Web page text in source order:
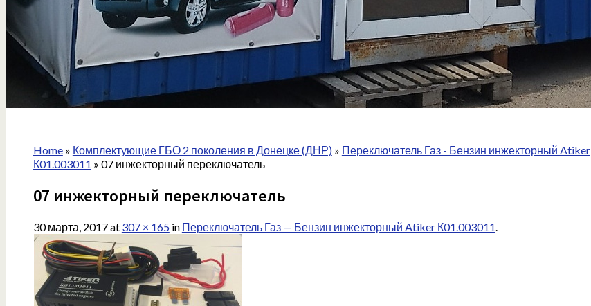
Home» Комплектующие ГБО 2 поколения в Донецке (ДНР)» Переключатель Газ - Бензин инжекторный Atiker
К01.003011 » 07 инжекторный переключатель
07 инжекторный переключатель
30 марта, 2017at 307 × 165in Переключатель Газ — Бензин инжекторный Atiker К01.003011.